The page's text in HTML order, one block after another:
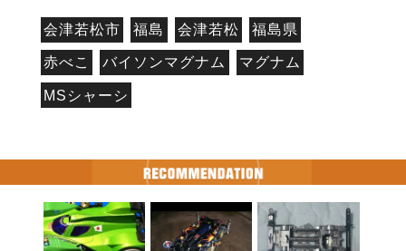
会津若松市 福島 会津若松 福島県
赤べこ バイソンマグナム マグナム
MSシャーシ